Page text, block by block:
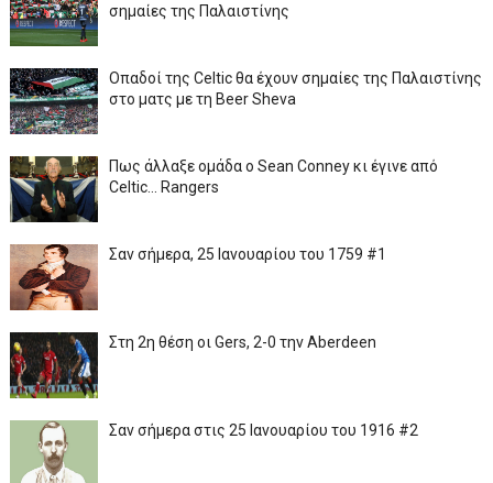
σημαίες της Παλαιστίνης
Οπαδοί της Celtic θα έχουν σημαίες της Παλαιστίνης
στο ματς με τη Beer Sheva
Πως άλλαξε ομάδα ο Sean Conney κι έγινε από
Celtic... Rangers
Σαν σήμερα, 25 Ιανουαρίου του 1759 #1
Στη 2η θέση οι Gers, 2-0 την Aberdeen
Σαν σήμερα στις 25 Ιανουαρίου του 1916 #2